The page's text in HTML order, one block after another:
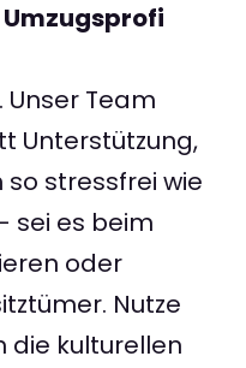
Umzugsprofi
Team
Unterstützung,
stressfrei wie
sei es beim
oder
Nutze
die kulturellen